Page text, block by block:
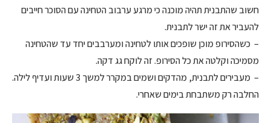
חשוב שהתבנית תהיה מוכנה כי מרגע ערבוב הטחינה עם הסוכר חייבים
להעביר את זה ישר לתבנית.
– כשהסירופ מוכן שופכים אותו לטחינה ומערבבים יחד עד שהטחינה
מסמיכה וקלטה את כל הסירופ. זה לוקח גג דקה.
– מעבירים לתבנית, מהדקים ושמים במקרר למשך 3 שעות ועדיף לילה.
החלבה רק משתבחת בימים שאחרי.